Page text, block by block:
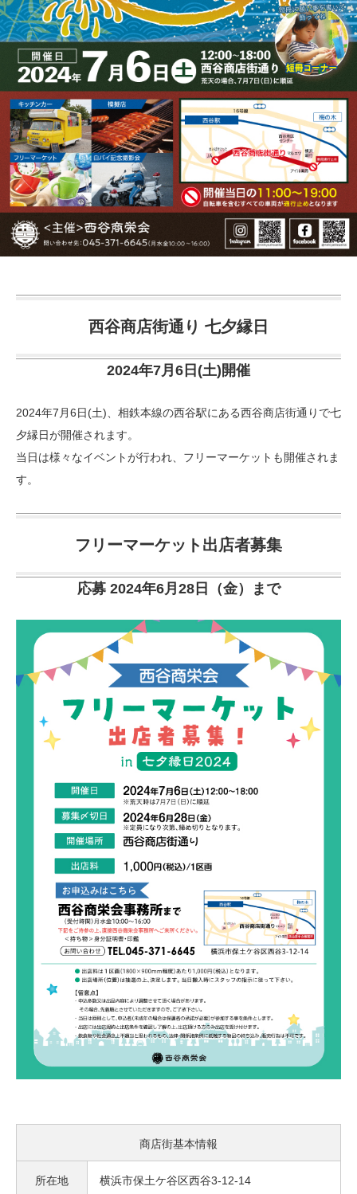
西谷商店街通り 七夕縁日
2024年7月6日(土)開催
2024年7月6日(土)、相鉄本線の西谷駅にある西谷商店街通りで七
夕縁日が開催されます。
当日は様々なイベントが行われ、フリーマーケットも開催されま
す。
フリーマーケット出店者募集
応募 2024年6月28日（金）まで
商店街基本情報
所在地 横浜市保土ケ谷区西谷3-12-14